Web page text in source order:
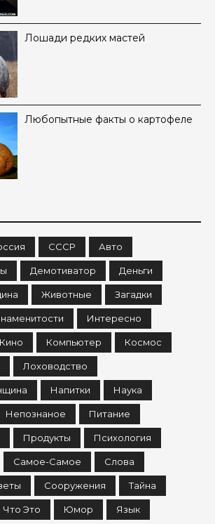
Лошади редких мастей
Любопытные факты о картофеле
СССР Авто
Демотиватор Деньги
Животные Загадки
Интересно
Кино Компьютер Космос
Лоховодство
Напитки Наука
Непознаное Питание
Продукты Психология
Самое-Самое Слова
Сооружения Тайна
Что Это Юмор Язык